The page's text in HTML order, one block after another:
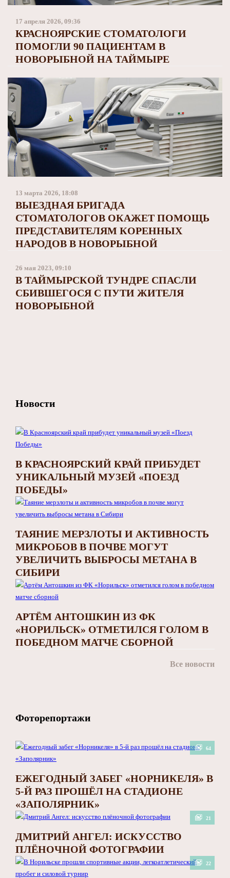
Заполярный театр драмы
17 апреля 2026, 09:36
КРАСНОЯРСКИЕ СТОМАТОЛОГИ
ПОМОГЛИ 90 ПАЦИЕНТАМ В
НОВОРЫБНОЙ НА ТАЙМЫРЕ
13 марта 2026, 18:08
ВЫЕЗДНАЯ БРИГАДА
СТОМАТОЛОГОВ ОКАЖЕТ ПОМОЩЬ
ПРЕДСТАВИТЕЛЯМ КОРЕННЫХ
НАРОДОВ В НОВОРЫБНОЙ
26 мая 2023, 09:10
В ТАЙМЫРСКОЙ ТУНДРЕ СПАСЛИ
СБИВШЕГОСЯ С ПУТИ ЖИТЕЛЯ
НОВОРЫБНОЙ
Новости
В КРАСНОЯРСКИЙ КРАЙ ПРИБУДЕТ
УНИКАЛЬНЫЙ МУЗЕЙ «ПОЕЗД
ПОБЕДЫ»
ТАЯНИЕ МЕРЗЛОТЫ И АКТИВНОСТЬ
МИКРОБОВ В ПОЧВЕ МОГУТ
УВЕЛИЧИТЬ ВЫБРОСЫ МЕТАНА В
СИБИРИ
АРТЁМ АНТОШКИН ИЗ ФК
«НОРИЛЬСК» ОТМЕТИЛСЯ ГОЛОМ В
ПОБЕДНОМ МАТЧЕ СБОРНОЙ
Все новости
Фоторепортажи
64
ЕЖЕГОДНЫЙ ЗАБЕГ «НОРНИКЕЛЯ» В
5-Й РАЗ ПРОШЁЛ НА СТАДИОНЕ
«ЗАПОЛЯРНИК»
21
ДМИТРИЙ АНГЕЛ: ИСКУССТВО
ПЛЁНОЧНОЙ ФОТОГРАФИИ
22